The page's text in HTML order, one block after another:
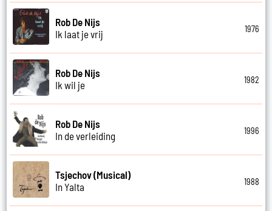
Rob De Nijs
Ik laat je vrij
1976
Rob De Nijs
Ik wil je
1982
Rob De Nijs
In de verleiding
1996
Tsjechov (Musical)
In Yalta
1988